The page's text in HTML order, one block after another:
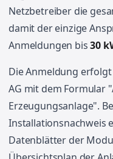
Netzbetreiber die
damit der einzige
Anmeldungen bis30
Die Anmeldung
AG mit dem Formular
Erzeugungsanlage".
Installationsnachweis
Datenblätter der